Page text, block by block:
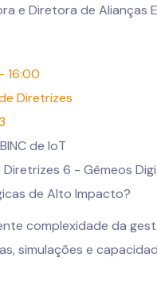
e Diretora de Alianças
16:00
Diretrizes
de IoT
Diretrizes 6 - Gêmeos
de Alto Impacto?
complexidade da
simulações e